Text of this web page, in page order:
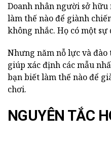
Doanh nhân người sở
làm thế nào để giành
không nhắc. Họ có một
Nhưng năm nỗ lực và
giúp xác định các mẫu
bạn biết làm thế nào để
chơi.
NGUYÊN TẮC